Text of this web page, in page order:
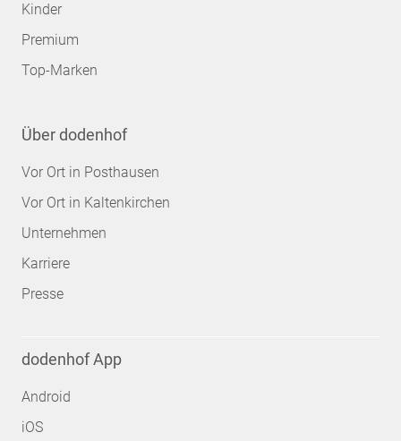
Kinder
Premium
Top-Marken
Über dodenhof
Vor Ort in Posthausen
Vor Ort in Kaltenkirchen
Unternehmen
Karriere
Presse
dodenhof App
Android
iOS